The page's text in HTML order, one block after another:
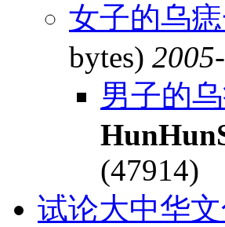
女子的乌
bytes)
男子的
(47914)
试论大中华